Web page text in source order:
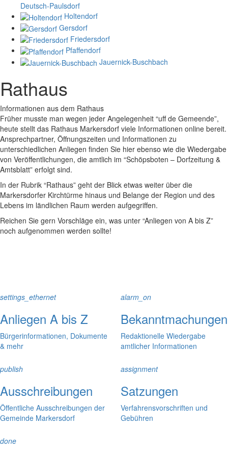
Deutsch-Paulsdorf
Holtendorf
Gersdorf
Friedersdorf
Pfaffendorf
Jauernick-Buschbach
Rathaus
Informationen aus dem Rathaus
Früher musste man wegen jeder Angelegenheit “uff de Gemeende”,
heute stellt das Rathaus Markersdorf viele Informationen online bereit.
Ansprechpartner, Öffnungszeiten und Informationen zu
unterschiedlichen Anliegen finden Sie hier ebenso wie die Wiedergabe
von Veröffentlichungen, die amtlich im “Schöpsboten – Dorfzeitung &
Amtsblatt” erfolgt sind.
In der Rubrik “Rathaus” geht der Blick etwas weiter über die
Markersdorfer Kirchtürme hinaus und Belange der Region und des
Lebens im ländlichen Raum werden aufgegriffen.
Reichen Sie gern Vorschläge ein, was unter “Anliegen von A bis Z”
noch aufgenommen werden sollte!
settings_ethernet
Anliegen A bis Z
Bürgerinformationen, Dokumente
& mehr
alarm_on
Bekanntmachungen
Redaktionelle Wiedergabe
amtlicher Informationen
publish
Ausschreibungen
Öffentliche Ausschreibungen der
Gemeinde Markersdorf
assignment
Satzungen
Verfahrensvorschriften und
Gebühren
done